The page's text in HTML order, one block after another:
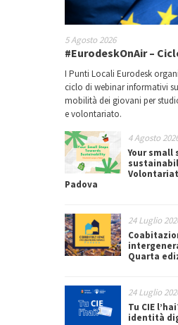
5 Agosto 2026
#EurodeskOnAir –
I Punti Locali Eurodesk
ciclo di webinar informativi
mobilità dei giovani per
e volontariato.
4 Agosto
Your small
Padova
24 Luglio
Quarta
24 Luglio
Tu CIE
identità